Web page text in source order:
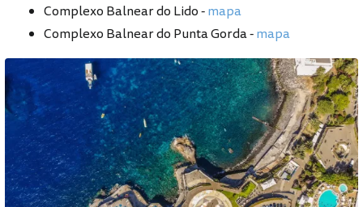
Complexo Balnear do Lido -mapa
Complexo Balnear do Punta Gorda -mapa